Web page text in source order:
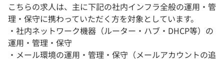
こちらの求人は、主に下記の社内インフラ全般の運用・管
理・保守に携わっていただく方を対象としています。
・社内ネットワーク機器（ルーター・ハブ・DHCP等）の
運用・管理・保守
・メール環境の運用・管理・保守（メールアカウントの追